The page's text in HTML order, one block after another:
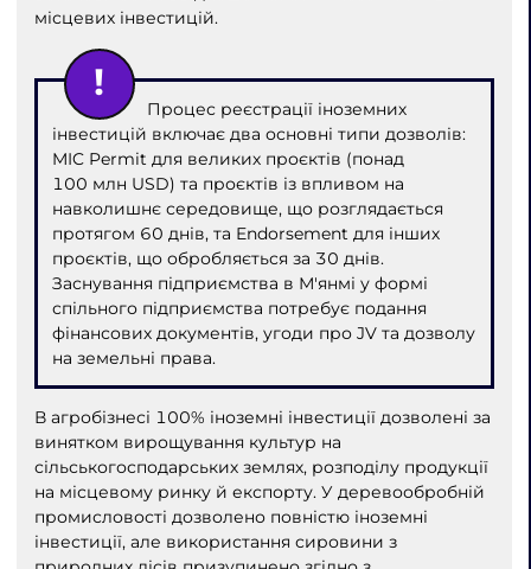
місцевих інвестицій.
Процес реєстрації іноземних
інвестицій включає два основні типи дозволів:
MIC Permit для великих проєктів (понад
100 млн USD) та проєктів із впливом на
навколишнє середовище, що розглядається
протягом 60 днів, та Endorsement для інших
проєктів, що обробляється за 30 днів.
Заснування підприємства в М'янмі у формі
спільного підприємства потребує подання
фінансових документів, угоди про JV та дозволу
на земельні права.
В агробізнесі 100% іноземні інвестиції дозволені за
винятком вирощування культур на
сільськогосподарських землях, розподілу продукції
на місцевому ринку й експорту. У деревообробній
промисловості дозволено повністю іноземні
інвестиції, але використання сировини з